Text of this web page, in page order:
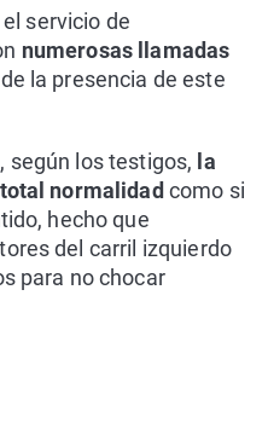
servicio de
numerosas llamadas
la presencia de este
según los testigos, la
normalidad como si
hecho que
del carril izquierdo
para no chocar